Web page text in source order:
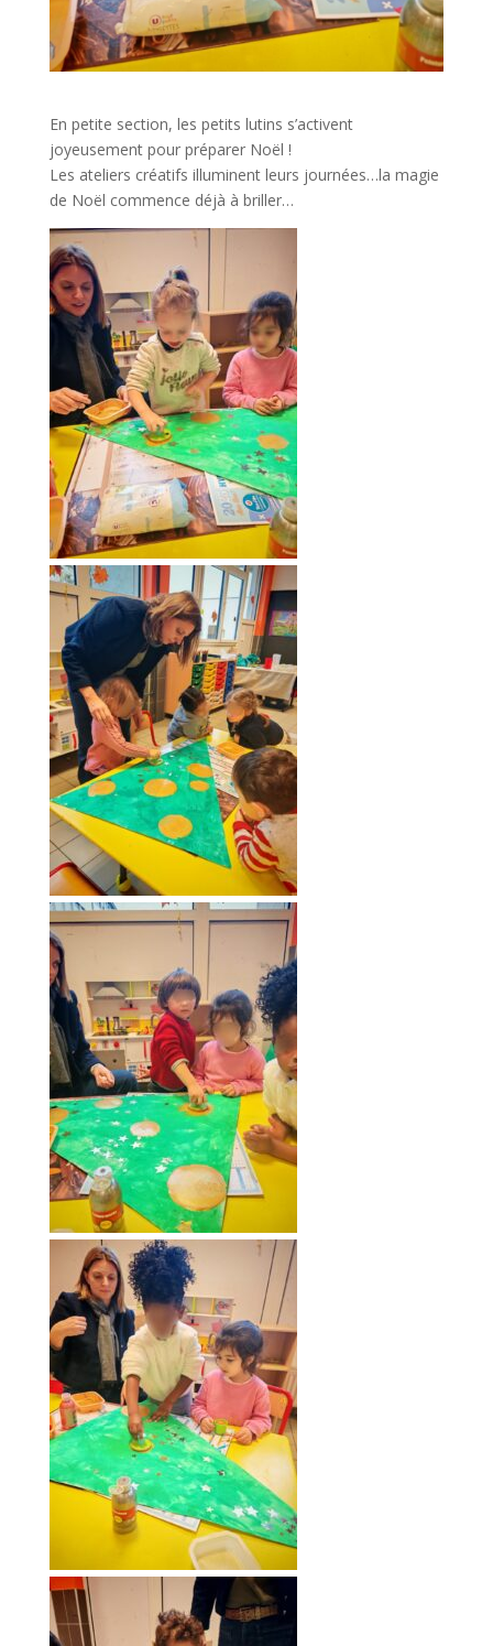
En petite section, les petits lutins s’activent
joyeusement pour préparer Noël !
Les ateliers créatifs illuminent leurs journées…la magie
de Noël commence déjà à briller…